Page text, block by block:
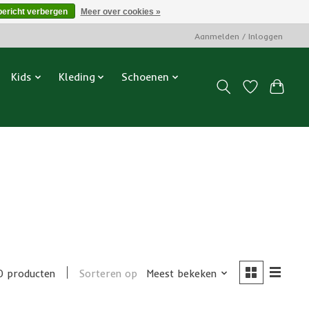
Aanmelden / Inloggen
Kids Kleding
Schoenen
producten Sorteren op Meest bekeken
verbergen Meer over cookies »